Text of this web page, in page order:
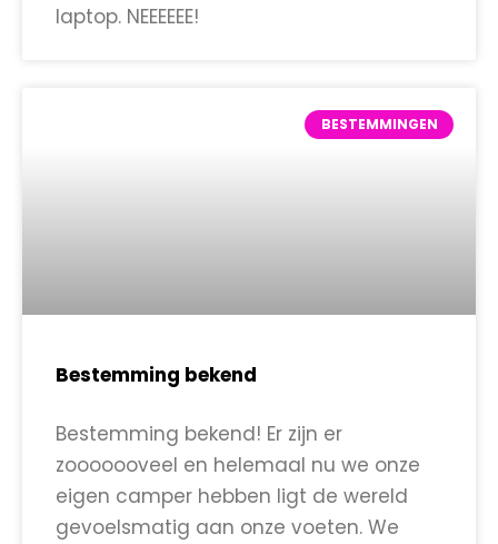
laptop. NEEEEEE!
BESTEMMINGEN
Bestemming bekend
Bestemming bekend! Er zijn er
zooooooveel en helemaal nu we onze
eigen camper hebben ligt de wereld
gevoelsmatig aan onze voeten. We